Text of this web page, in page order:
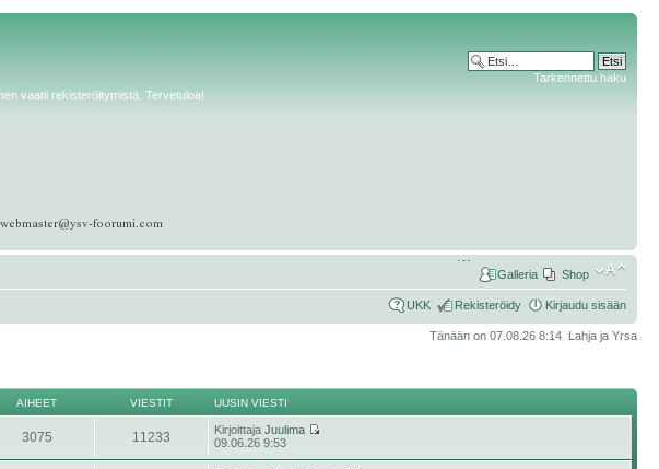
vaatii rekisteröitymistä. Tervetuloa!
Tarkennettu haku
Shop
Galleria
UKK Rekisteröidy Kirjaudu sisään
Tänään on 07.08.26 8:14 Lahja ja Yrsa
AIHEET VIESTIT UUSIN VIESTI
3075 11233 KirjoittajaJuulima
09.06.26 9:53